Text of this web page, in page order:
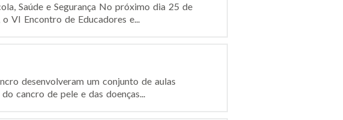
Saúde e Segurança No próximo dia 25 de
VI Encontro de Educadores e...
desenvolveram um conjunto de aulas
cancro de pele e das doenças...